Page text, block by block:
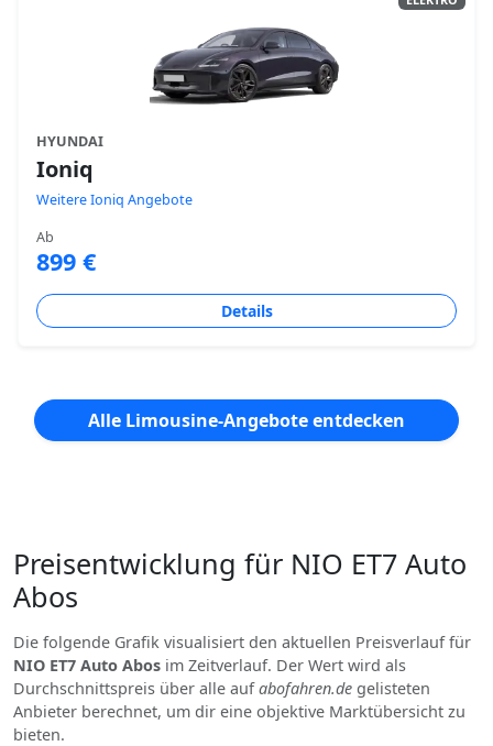
HYUNDAI
Ioniq
Weitere Ioniq Angebote
Ab
899 €
Details
Alle Limousine-Angebote entdecken
Preisentwicklung für NIO ET7 Auto
Abos
Die folgende Grafik visualisiert den aktuellen Preisverlauf für
NIO ET7 Auto Abos im Zeitverlauf. Der Wert wird als
Durchschnittspreis über alle aufabofahren.de gelisteten
Anbieter berechnet, um dir eine objektive Marktübersicht zu
bieten.